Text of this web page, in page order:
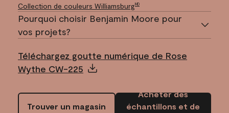
Collection de couleurs WilliamsburgMD
Pourquoi choisir Benjamin Moore pour
vos projets?
Téléchargez goutte numérique de Rose
Wythe CW-225
Trouver un magasin
Acheter des
échantillons et de